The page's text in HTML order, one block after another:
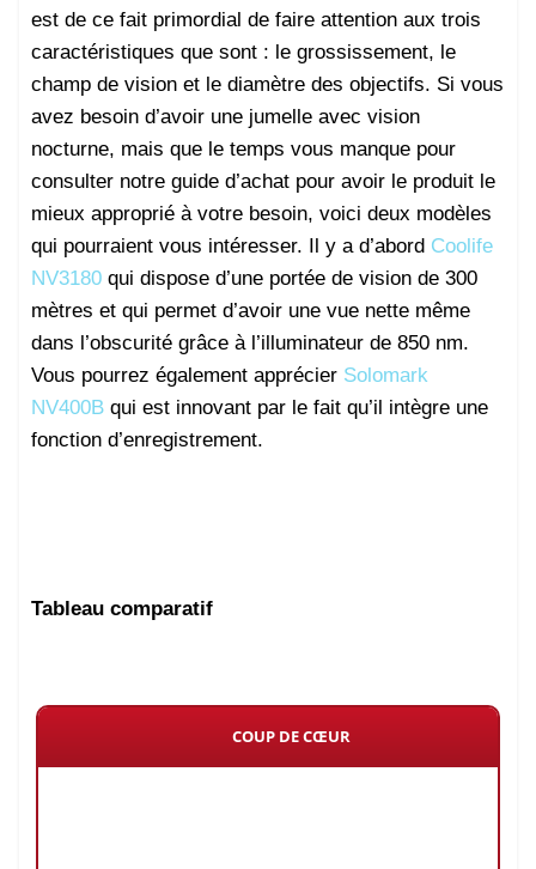
est de ce fait primordial de faire attention aux trois
caractéristiques que sont : le grossissement, le
champ de vision et le diamètre des objectifs. Si vous
avez besoin d’avoir une jumelle avec vision
nocturne, mais que le temps vous manque pour
consulter notre guide d’achat pour avoir le produit le
mieux approprié à votre besoin, voici deux modèles
qui pourraient vous intéresser. Il y a d’abord Coolife
NV3180qui dispose d’une portée de vision de 300
mètres et qui permet d’avoir une vue nette même
dans l’obscurité grâce à l’illuminateur de 850 nm.
Vous pourrez également apprécier Solomark
NV400Bqui est innovant par le fait qu’il intègre une
fonction d’enregistrement.
Tableau comparatif
COUP DE CŒUR